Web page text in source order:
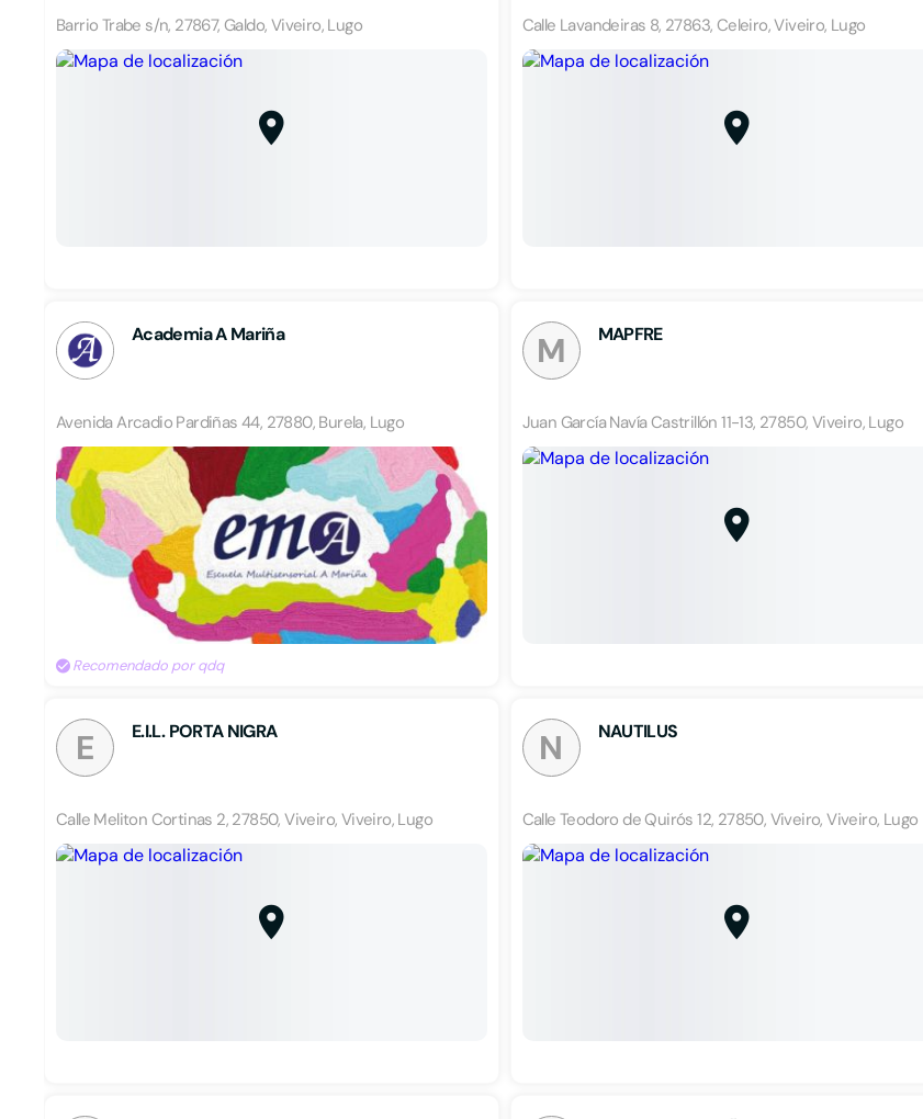
Barrio Trabe s/n, 27867, Galdo, Viveiro, Lugo Calle Lavandeiras 8, 27863, Celeiro, Viveiro, Lugo
Academia A Mariña
Avenida Arcadio Pardiñas 44, 27880, Burela, Lugo
Recomendado por qdq
M MAPFRE
Juan García Navía Castrillón 11-13, 27850, Viveiro, Lugo
E E.I.L. PORTA NIGRA
Calle Meliton Cortinas 2, 27850, Viveiro, Viveiro, Lugo
N NAUTILUS
Calle Teodoro de Quirós 12, 27850, Viveiro, Viveiro, Lugo